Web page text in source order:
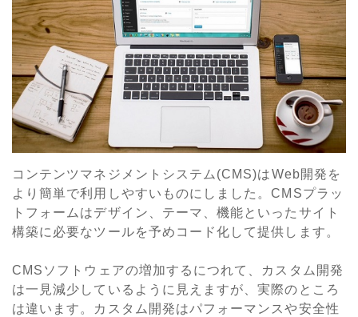
コンテンツマネジメントシステム(CMS)はWeb開発を
より簡単で利用しやすいものにしました。CMSプラッ
トフォームはデザイン、テーマ、機能といったサイト
構築に必要なツールを予めコード化して提供します。
CMSソフトウェアの増加するにつれて、カスタム開発
は一見減少している ように見えますが、実際のところ
は違います。カスタム開発はパフォーマンスや安全性